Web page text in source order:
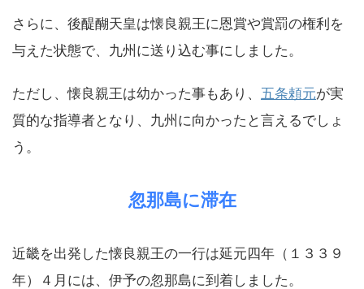
さらに、後醍醐天皇は懐良親王に恩賞や賞罰の権利を
与えた状態で、九州に送り込む事にしました。
ただし、懐良親王は幼かった事もあり、 五条頼元が実
質的な指導者となり、九州に向かったと言えるでしょ
う。
忽那島に滞在
近畿を出発した懐良親王の一行は延元四年（１３３９
年）４月には、伊予の忽那島に到着しました。